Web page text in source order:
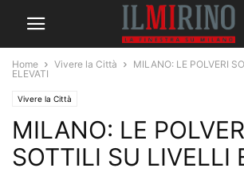
Home Vivere la Città
MILANO: LE POLVERI
ELEVATI
Vivere la Città
MILANO: LE
SOTTILI SU LIVELLI